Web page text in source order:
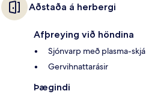
Aðstaða á herbergi
Afþreying við höndina
Sjónvarp með plasma-skjá
Gervihnattarásir
Þægindi